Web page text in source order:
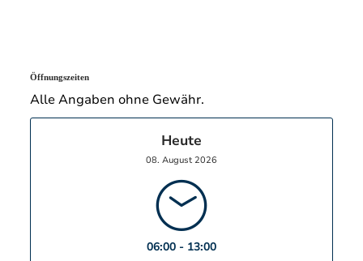
Öffnungszeiten
Alle Angaben ohne Gewähr.
Heute
08. August 2026
06:00 - 13:00